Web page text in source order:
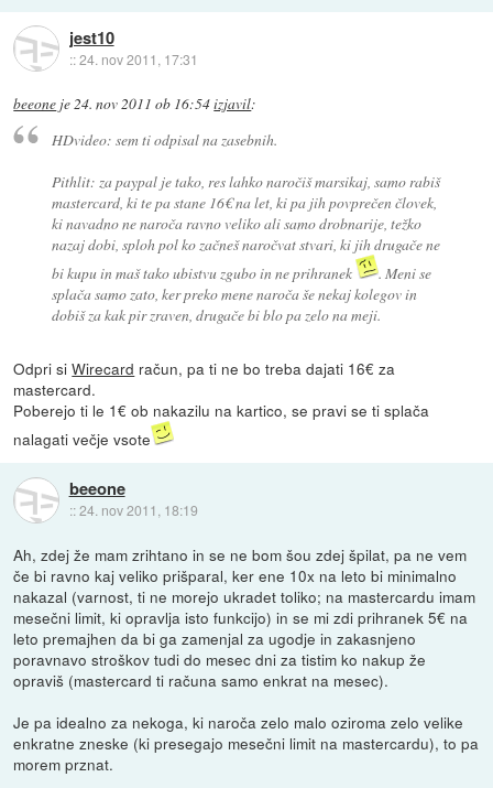
jest10
::24. nov 2011, 17:31
beeone je 24. nov 2011 ob 16:54izjavil:
HDvideo: sem ti odpisal na zasebnih.
Pithlit: za paypal je tako, res lahko naročiš marsikaj, samo rabiš
mastercard, ki te pa stane 16€ na let, ki pa jih povprečen človek,
ki navadno ne naroča ravno veliko ali samo drobnarije, težko
nazaj dobi, sploh pol ko začneš naročvat stvari, ki jih drugače ne
bi kupu in maš tako ubistvu zgubo in ne prihranek
. Meni se
splača samo zato, ker preko mene naroča še nekaj kolegov in
dobiš za kak pir zraven, drugače bi blo pa zelo na meji.
Odpri siWirecard račun, pa ti ne bo treba dajati 16€ za
mastercard.
Poberejo ti le 1€ ob nakazilu na kartico, se pravi se ti splača
nalagati večje vsote
beeone
::24. nov 2011, 18:19
Ah, zdej že mam zrihtano in se ne bom šou zdej špilat, pa ne vem
če bi ravno kaj veliko prišparal, ker ene 10x na leto bi minimalno
nakazal (varnost, ti ne morejo ukradet toliko; na mastercardu imam
mesečni limit, ki opravlja isto funkcijo) in se mi zdi prihranek 5€ na
leto premajhen da bi ga zamenjal za ugodje in zakasnjeno
poravnavo stroškov tudi do mesec dni za tistim ko nakup že
opraviš (mastercard ti računa samo enkrat na mesec).
Je pa idealno za nekoga, ki naroča zelo malo oziroma zelo velike
enkratne zneske (ki presegajo mesečni limit na mastercardu), to pa
morem prznat.